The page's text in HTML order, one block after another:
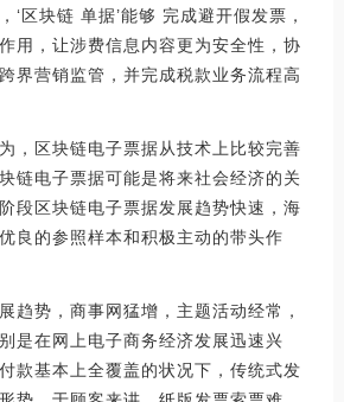
‘区块链 单据’能够 完成避开假发票，
用，让涉费信息内容更为安全性，协
界营销监管，并完成税款业务流程高
，区块链电子票据从技术上比较完善
链电子票据可能是将来社会经济的关
段区块链电子票据发展趋势快速，海
良的参照样本和积极主动的带头作
趋势，商事网猛增，主题活动经常，
是在网上电子商务经济发展迅速兴
款基本上全覆盖的状况下，传统式发